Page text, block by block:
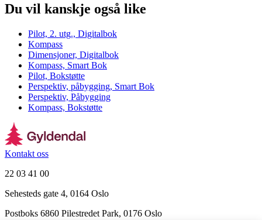
Du vil kanskje også like
Pilot, 2. utg., Digitalbok
Kompass
Dimensjoner, Digitalbok
Kompass, Smart Bok
Pilot, Bokstøtte
Perspektiv, påbygging, Smart Bok
Perspektiv, Påbygging
Kompass, Bokstøtte
Kontakt oss
22 03 41 00
Sehesteds gate 4, 0164 Oslo
Postboks 6860 Pilestredet Park, 0176 Oslo